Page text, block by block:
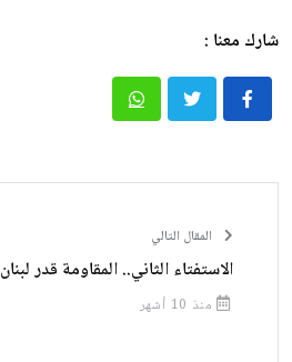
شارك معنا :
المقال التالي
الاستفتاء الثاني.. المقاومة قدر لبنان
منذ 10 أشهر